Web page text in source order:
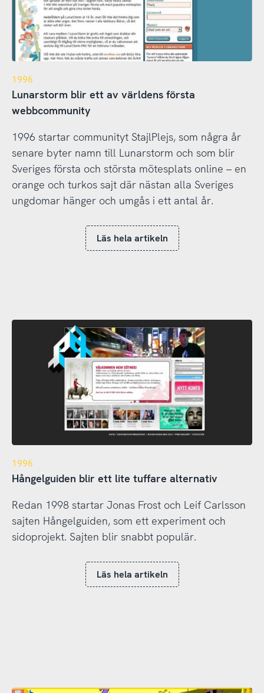
1996
Lunarstorm blir ett av världens första
webbcommunity
1996 startar communityt StajlPlejs, som några år
senare byter namn till Lunarstorm och som blir
Sveriges första och största mötesplats online – en
orange och turkos sajt där nästan alla Sveriges
ungdomar hänger och umgås i ett antal år.
Läs hela artikeln
1996
Hångelguiden blir ett lite tuffare alternativ
Redan 1998 startar Jonas Frost och Leif Carlsson
sajten Hångelguiden, som ett experiment och
sidoprojekt. Sajten blir snabbt populär.
Läs hela artikeln